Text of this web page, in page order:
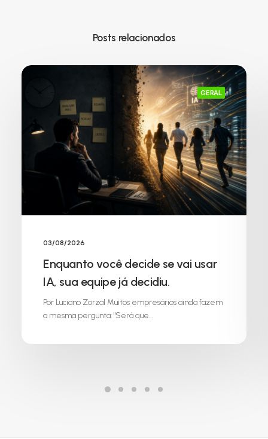
Posts relacionados
GERAL
03/08/2026
Enquanto você decide se vai usar
IA, sua equipe já decidiu.
Por Luciano Zorzal Muitos empresários ainda fazem
a mesma pergunta: "Será que…